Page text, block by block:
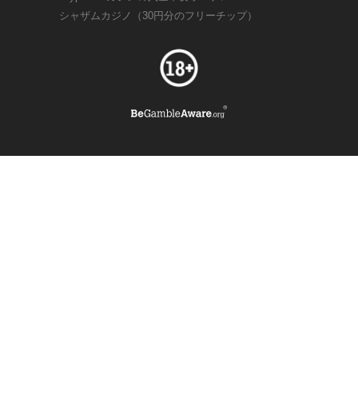
シャザムカジノ（30円分のフリーチップ）